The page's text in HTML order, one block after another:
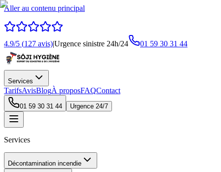
Aller au contenu principal
4.9/5 (127 avis)|Urgence sinistre 24h/24 01 59 30 31 44
Services
TarifsAvisBlogÀ proposFAQContact
01 59 30 31 44 Urgence 24/7
Services
Décontamination incendie